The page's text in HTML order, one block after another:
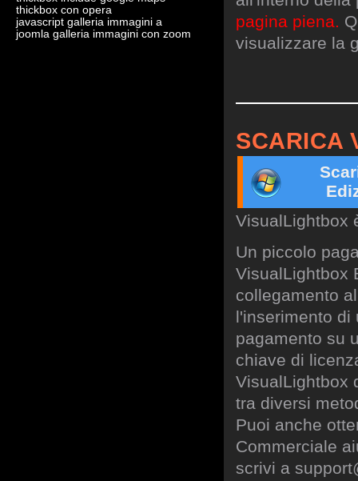
thickbox con opera
javascript galleria immagini a
joomla galleria immagini con zoom
pagina piena.
visualizzare la
SCARICA
VisualLightbox
Un piccolo
VisualLightbox
collegamento
l'inserimento di
pagamento su
chiave di
VisualLightbox
tra diversi
Puoi anche
Commerciale
scrivi a